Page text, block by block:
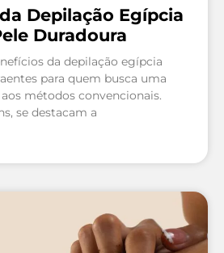
Depilação Egípcia
Duradoura
da depilação egípcia
para quem busca uma
métodos convencionais.
se destacam a